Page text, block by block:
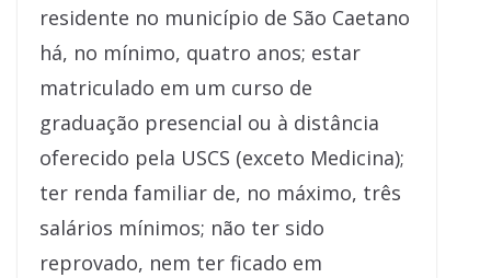
residente no município de São Caetano
há, no mínimo, quatro anos; estar
matriculado em um curso de
graduação presencial ou à distância
oferecido pela USCS (exceto Medicina);
ter renda familiar de, no máximo, três
salários mínimos; não ter sido
reprovado, nem ter ficado em